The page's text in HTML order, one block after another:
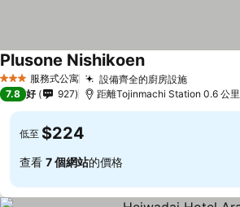
3 星級 服務式公寓 設備齊全的廚房設施
Plusone Nishikoen
7.8 好 927 距離Tojinmachi Station 0.6 公里
低至 $224
查看 7 個網站的價格